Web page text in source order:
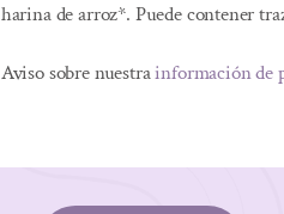
harina de arroz*. Puede contener
Aviso sobre nuestrainformación de